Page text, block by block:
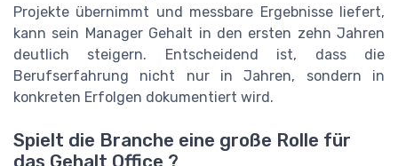
Projekte übernimmt und messbare Ergebnisse liefert,
kann sein Manager Gehalt in den ersten zehn Jahren
deutlich steigern. Entscheidend ist, dass die
Berufserfahrung nicht nur in Jahren, sondern in
konkreten Erfolgen dokumentiert wird.
Spielt die Branche eine große Rolle für
das Gehalt Office ?